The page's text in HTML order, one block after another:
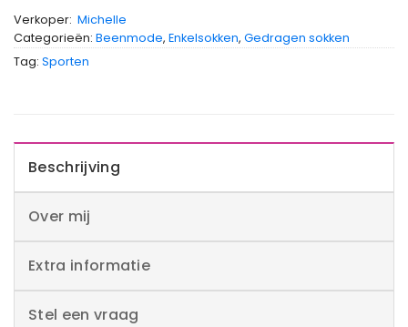
Verkoper: Michelle
Categorieën: Beenmode, Enkelsokken, Gedragen sokken
Tag: Sporten
Beschrijving
Over mij
Extra informatie
Stel een vraag